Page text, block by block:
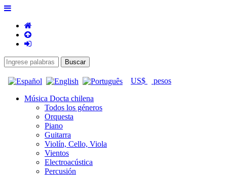
US$ pesos
Música Docta chilena
Todos los géneros
Orquesta
Piano
Guitarra
Violín, Cello, Viola
Vientos
Electroacústica
Percusión